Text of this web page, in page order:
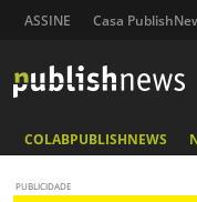
ASSINE Casa
COLABPUBLISHNEWS
PUBLICIDADE